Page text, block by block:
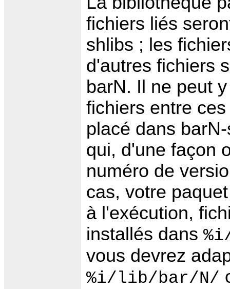
fichiers liés
shlibs ; les
d'autres fichiers
barN. Il ne peut
fichiers entre
placé dans
qui, d'une façon
numéro de
cas, votre
à l'exécution,
installés dans
vous devrez
%i/lib/bar/N/